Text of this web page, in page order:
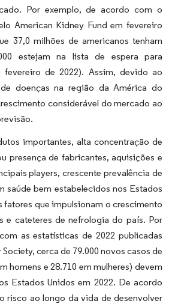
Por exemplo, de acordo com o
American Kidney Fund em fevereiro
37,0 milhões de americanos tenham
estejam na lista de espera para
fevereiro de 2022). Assim, devido ao
doenças na região da América do
considerável do mercado ao
importantes, alta concentração de
presença de fabricantes, aquisições e
players, crescente prevalência de
saúde bem estabelecidos nos Estados
fatores que impulsionam o crescimento
e cateteres de nefrologia do país. Por
as estatísticas de 2022 publicadas
cerca de 79.000 novos casos de
homens e 28.710 em mulheres) devem
Estados Unidos em 2022. De acordo
risco ao longo da vida de desenvolver